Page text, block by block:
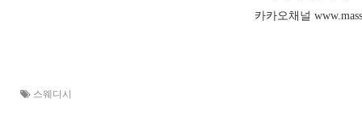
카카오채널
스웨디시